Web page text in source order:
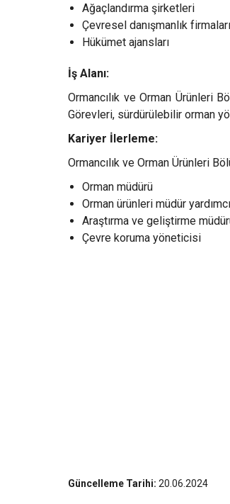
Ağaçlandırma şirketleri
Çevresel danışmanlık firmaları
Hükümet ajansları
İş Alanı:
Ormancılık ve Orman Ürünleri
Görevleri, sürdürülebilir orman
Kariyer İlerleme:
Ormancılık ve Orman Ürünleri
Orman müdürü
Orman ürünleri müdür
Araştırma ve geliştirme
Çevre koruma yöneticisi
Güncelleme Tarihi: 20.06.2024